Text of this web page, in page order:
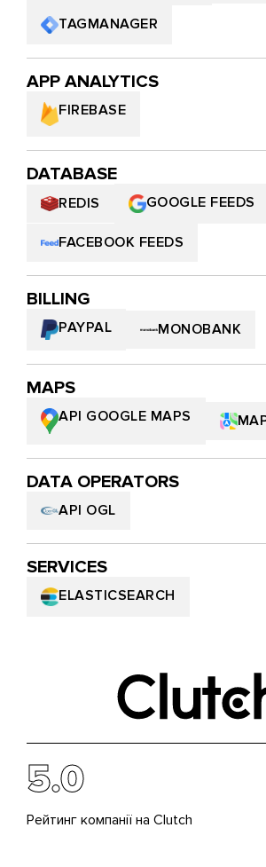
TAGMANAGER
APP ANALYTICS
FIREBASE
DATABASE
REDIS GOOGLE FEEDS
FACEBOOK FEEDS
BILLING
PAYPAL MONOBANK
MAPS
API GOOGLE MAPS
DATA OPERATORS
API OGL
SERVICES
ELASTICSEARCH
5.0
Рейтинг компанії на Clutch